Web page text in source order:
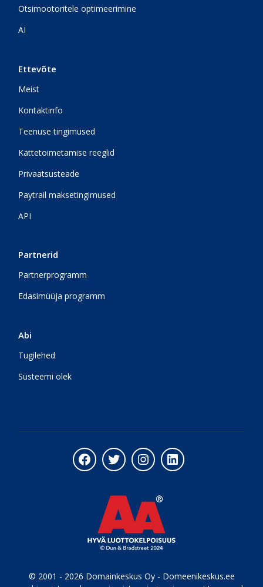
Otsimootoritele optimeerimine
AI
Ettevõte
Meist
Kontaktinfo
Teenuse tingimused
Kättetoimetamise reeglid
Privaatsusteade
Paytrail maksetingimused
API
Partnerid
Partnerprogramm
Edasimüüja programm
Abi
Tugilehed
Süsteemi olek
Facebook
TwitterInstagram
LinkedIn
© 2001 - 2026 Domainkeskus Oy - Domeenikeskus.ee